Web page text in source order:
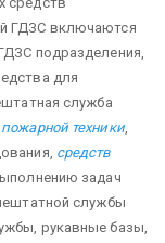
ГДЗС включаются
подразделения,
для
служба
пожарной техники,
средств
задач
службы
рукавные базы,